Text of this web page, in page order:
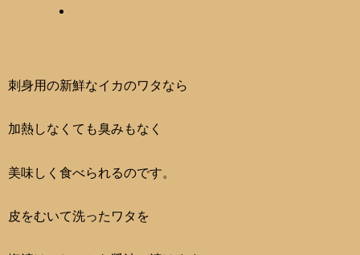
刺身用の新鮮なイカのワタなら
加熱しなくても臭みもなく
美味しく食べられるのです。
皮をむいて洗ったワタを